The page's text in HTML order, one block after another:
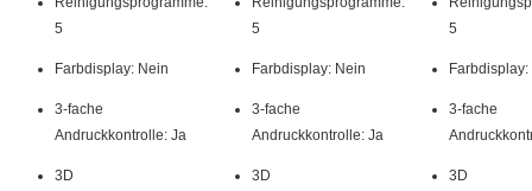
5
Farbdisplay: Nein
3-fache
Andruckkontrolle: Ja
3D
5
Farbdisplay: Nein
3-fache
Andruckkontrolle: Ja
3D
5
3-fache
3D